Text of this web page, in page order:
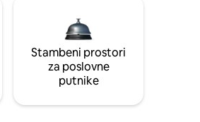
Stambeni prostori
za poslovne
putnike